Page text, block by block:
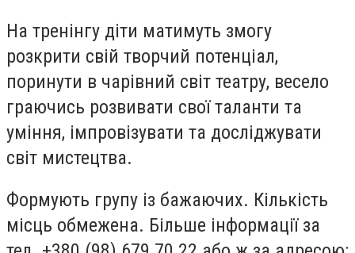
На тренінгу діти матимуть змогу
розкрити свій творчий потенціал,
поринути в чарівний світ театру, весело
граючись розвивати свої таланти та
уміння, імпровізувати та досліджувати
світ мистецтва.
Формують групу із бажаючих. Кількість
місць обмежена. Більше інформації за